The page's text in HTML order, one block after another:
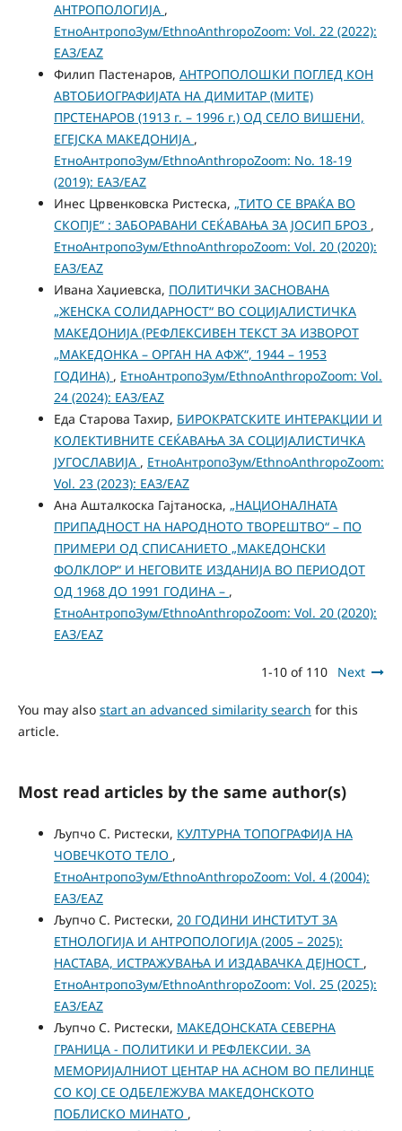
АНТРОПОЛОГИЈА ,
ЕтноАнтропоЗум/EthnoAnthropoZoom: Vol. 22 (2022):
ЕАЗ/EAZ
Филип Пастенаров, АНТРОПОЛОШКИ ПОГЛЕД КОН
АВТОБИОГРАФИЈАТА НА ДИМИТАР (МИТЕ)
ПРСТЕНАРОВ (1913 г. – 1996 г.) ОД СЕЛО ВИШЕНИ,
ЕГЕЈСКА МАКЕДОНИЈА ,
ЕтноАнтропоЗум/EthnoAnthropoZoom: No. 18-19
(2019): ЕАЗ/EAZ
Инес Црвенковска Ристеска, „ТИТО СЕ ВРАЌА ВО
СКОПЈЕ“ : ЗАБОРАВАНИ СЕЌАВАЊА ЗА ЈОСИП БРОЗ ,
ЕтноАнтропоЗум/EthnoAnthropoZoom: Vol. 20 (2020):
ЕАЗ/EAZ
Ивана Хаџиевска, ПОЛИТИЧКИ ЗАСНОВАНА
„ЖЕНСКА СОЛИДАРНОСТ“ ВО СОЦИЈАЛИСТИЧКА
МАКЕДОНИЈА (РЕФЛЕКСИВЕН ТЕКСТ ЗА ИЗВОРОТ
„МАКЕДОНКА – ОРГАН НА АФЖ“, 1944 – 1953
ГОДИНА) , ЕтноАнтропоЗум/EthnoAnthropoZoom: Vol.
24 (2024): ЕАЗ/EAZ
Еда Старова Тахир, БИРОКРАТСКИТЕ ИНТЕРАКЦИИ И
КОЛЕКТИВНИТЕ СЕЌАВАЊА ЗА СОЦИЈАЛИСТИЧКА
ЈУГОСЛАВИЈА , ЕтноАнтропоЗум/EthnoAnthropoZoom:
Vol. 23 (2023): ЕАЗ/EAZ
Ана Ашталкоска Гајтаноска, „НАЦИОНАЛНАТА
ПРИПАДНОСТ НА НАРОДНОТО ТВОРЕШТВО“ – ПО
ПРИМЕРИ ОД СПИСАНИЕТО „МАКЕДОНСКИ
ФОЛКЛОР“ И НЕГОВИТЕ ИЗДАНИЈА ВО ПЕРИОДОТ
ОД 1968 ДО 1991 ГОДИНА – ,
ЕтноАнтропоЗум/EthnoAnthropoZoom: Vol. 20 (2020):
ЕАЗ/EAZ
1-10 of 110 Next
You may also start an advanced similarity search for this
article.
Most read articles by the same author(s)
Љупчо С. Ристески, КУЛТУРНА ТОПОГРАФИЈА НА
ЧОВЕЧКОТО ТЕЛО ,
ЕтноАнтропоЗум/EthnoAnthropoZoom: Vol. 4 (2004):
ЕАЗ/EAZ
Љупчо С. Ристески, 20 ГОДИНИ ИНСТИТУТ ЗА
ЕТНОЛОГИЈА И АНТРОПОЛОГИЈА (2005 – 2025):
НАСТАВA, ИСТРАЖУВАЊА И ИЗДАВАЧКА ДЕЈНОСТ ,
ЕтноАнтропоЗум/EthnoAnthropoZoom: Vol. 25 (2025):
ЕАЗ/EAZ
Љупчо С. Ристески, МAКЕДОНСКАТА СЕВЕРНА
ГРАНИЦА - ПОЛИТИКИ И РЕФЛЕКСИИ. ЗА
МЕМОРИЈАЛНИОТ ЦЕНТАР НА АСНОМ ВО ПЕЛИНЦЕ
СО КОЈ СЕ ОДБЕЛЕЖУВА МАКЕДОНСКОТО
ПОБЛИСКО МИНАТО ,